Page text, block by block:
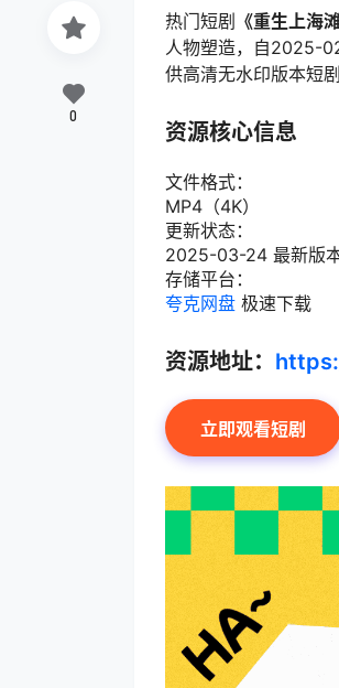
热门短剧 《重生上海
人物塑造，自2025-
供高清无水印版本短
资源核心信息
文件格式：
MP4（4K）
更新状态：
2025-03-24 最新版
存储平台：
夸克网盘 极速下载
资源地址：
立即观看短剧
0